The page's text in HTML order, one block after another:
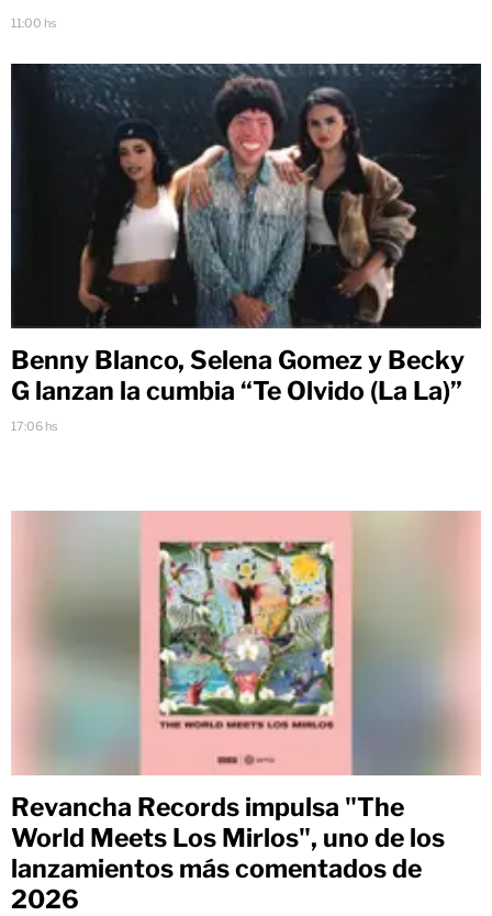
11:00 hs
Benny Blanco, Selena Gomez y Becky
G lanzan la cumbia “Te Olvido (La La)”
17:06 hs
Revancha Records impulsa "The
World Meets Los Mirlos", uno de los
lanzamientos más comentados de
2026